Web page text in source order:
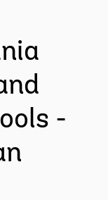
-